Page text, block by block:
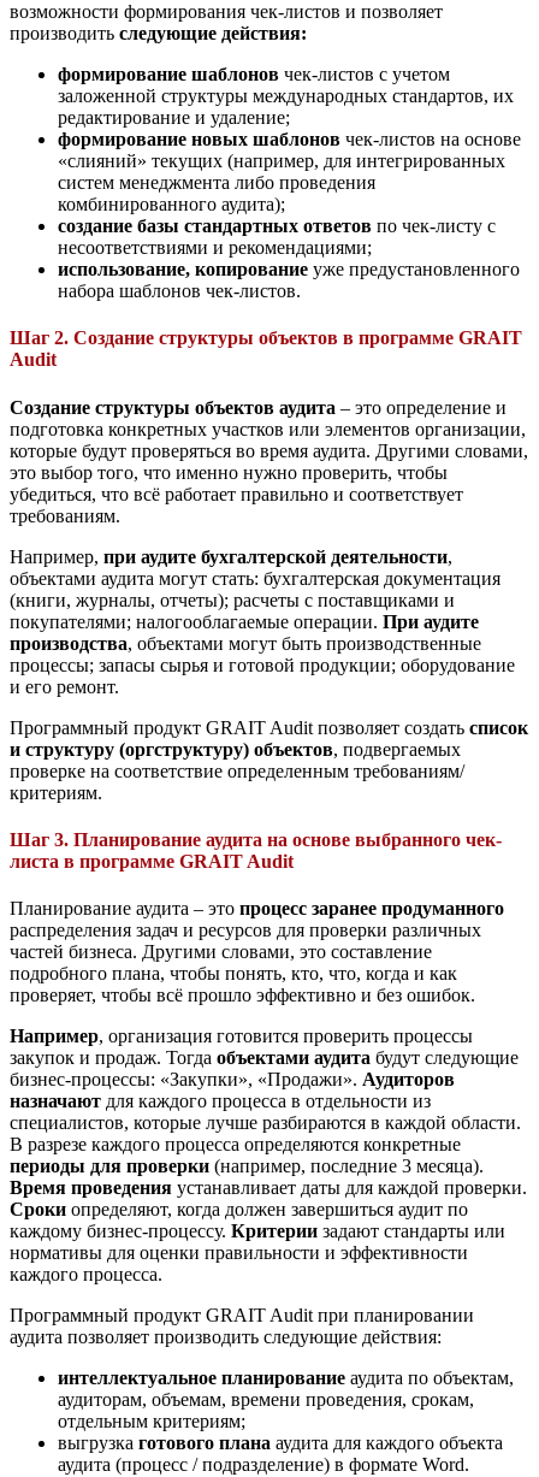
возможности формирования чек-листов и позволяет
производить следующие действия:
формирование шаблонов чек-листов с учетом
заложенной структуры международных стандартов, их
редактирование и удаление;
формирование новых шаблонов чек-листов на основе
«слияний» текущих (например, для интегрированных
систем менеджмента либо проведения
комбинированного аудита);
создание базы стандартных ответов по чек-листу с
несоответствиями и рекомендациями;
использование, копирование уже предустановленного
набора шаблонов чек-листов.
Шаг 2. Создание структуры объектов в программе GRAIT
Audit
Создание структуры объектов аудита – это определение и
подготовка конкретных участков или элементов организации,
которые будут проверяться во время аудита. Другими словами,
это выбор того, что именно нужно проверить, чтобы
убедиться, что всё работает правильно и соответствует
требованиям.
Например, при аудите бухгалтерской деятельности,
объектами аудита могут стать: бухгалтерская документация
(книги, журналы, отчеты); расчеты с поставщиками и
покупателями; налогооблагаемые операции. При аудите
производства, объектами могут быть производственные
процессы; запасы сырья и готовой продукции; оборудование
и его ремонт.
Программный продукт GRAIT Audit позволяет создать список
и структуру (оргструктуру) объектов, подвергаемых
проверке на соответствие определенным требованиям/
критериям.
Шаг 3. Планирование аудита на основе выбранного чек-
листа в программе GRAIT Audit
Планирование аудита – это процесс заранее продуманного
распределения задач и ресурсов для проверки различных
частей бизнеса. Другими словами, это составление
подробного плана, чтобы понять, кто, что, когда и как
проверяет, чтобы всё прошло эффективно и без ошибок.
Например, организация готовится проверить процессы
закупок и продаж. Тогда объектами аудита будут следующие
бизнес-процессы: «Закупки», «Продажи». Аудиторов
назначают для каждого процесса в отдельности из
специалистов, которые лучше разбираются в каждой области.
В разрезе каждого процесса определяются конкретные
периоды для проверки (например, последние 3 месяца).
Время проведения устанавливает даты для каждой проверки.
Сроки определяют, когда должен завершиться аудит по
каждому бизнес-процессу. Критерии задают стандарты или
нормативы для оценки правильности и эффективности
каждого процесса.
Программный продукт GRAIT Audit при планировании
аудита позволяет производить следующие действия:
интеллектуальное планирование аудита по объектам,
аудиторам, объемам, времени проведения, срокам,
отдельным критериям;
выгрузка готового плана аудита для каждого объекта
аудита (процесс / подразделение) в формате Word.